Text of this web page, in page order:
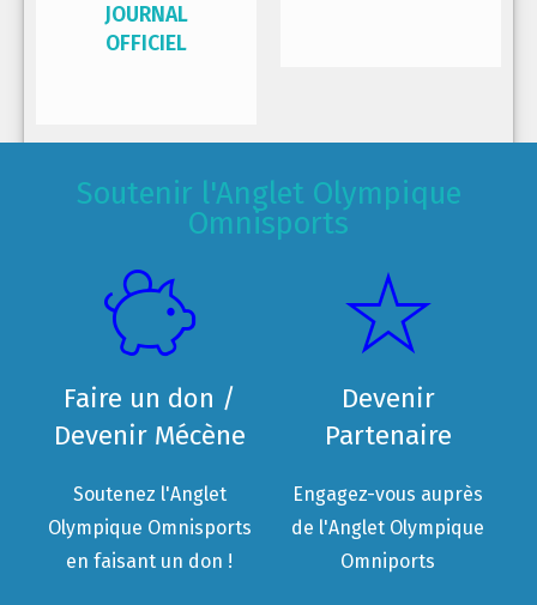
JOURNAL
OFFICIEL
Soutenir l'Anglet Olympique
Omnisports
Faire un don /
Devenir Mécène
Soutenez l'Anglet
Olympique Omnisports
en faisant un don !
Devenir
Partenaire
Engagez-vous auprès
de l'Anglet Olympique
Omniports